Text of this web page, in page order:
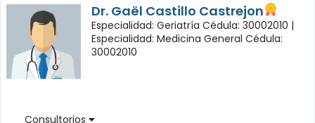
Dr. Gaël Castillo Castrejon
Especialidad: Geriatría Cédula: 30002010 |
Especialidad: Medicina General Cédula:
30002010
Consultorios